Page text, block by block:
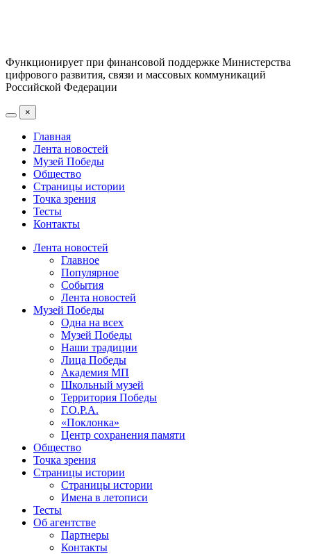
Функционирует при финансовой поддержке Министерства
цифрового развития, связи и массовых коммуникаций
Российской Федерации
×
Главная
Лента новостей
Музей Победы
Общество
Страницы истории
Точка зрения
Тесты
Контакты
Лента новостей
Главное
Популярное
События
Лента новостей
Музей Победы
Одна на всех
Музей Победы
Наши традиции
Лица Победы
Академия МП
Школьный музей
Территория Победы
Г.О.Р.А.
«Поклонка»
Центр сохранения памяти
Общество
Точка зрения
Страницы истории
Страницы истории
Имена в летописи
Тесты
Об агентстве
Партнеры
Контакты